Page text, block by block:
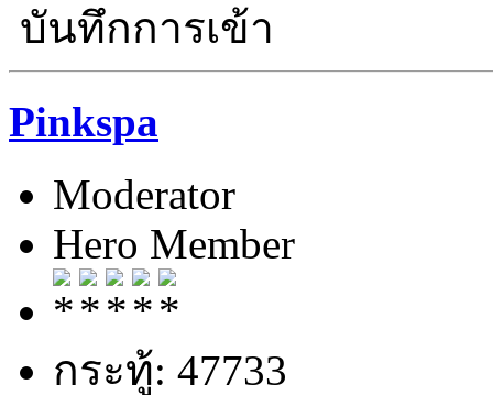
บันทึกการเข้า
Pinkspa
Moderator
Hero Member
กระทู้: 47733